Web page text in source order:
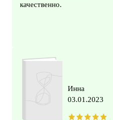
качественно.
Инна
03.01.2023